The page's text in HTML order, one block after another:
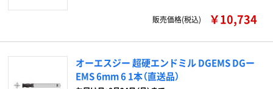
販売価格(税込) ￥10,734
オーエスジー 超硬エンドミル DGEMS DGー
EMS 6mm 6 1本（直送品）